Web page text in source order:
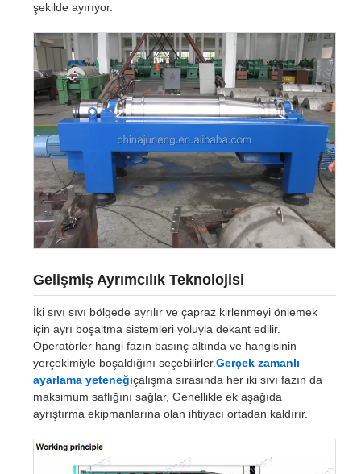
şekilde ayırıyor.
Gelişmiş Ayrımcılık Teknolojisi
İki sıvı sıvı bölgede ayrılır ve çapraz kirlenmeyi önlemek
için ayrı boşaltma sistemleri yoluyla dekant edilir.
Operatörler hangi fazın basınç altında ve hangisinin
yerçekimiyle boşaldığını seçebilirler.Gerçek zamanlı
ayarlama yeteneğiçalışma sırasında her iki sıvı fazın da
maksimum saflığını sağlar, Genellikle ek aşağıda
ayrıştırma ekipmanlarına olan ihtiyacı ortadan kaldırır.